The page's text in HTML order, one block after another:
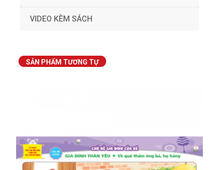
VIDEO KÈM SÁCH
SẢN PHẨM TƯƠNG TỰ